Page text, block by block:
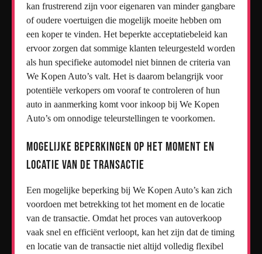
kan frustrerend zijn voor eigenaren van minder gangbare
of oudere voertuigen die mogelijk moeite hebben om
een koper te vinden. Het beperkte acceptatiebeleid kan
ervoor zorgen dat sommige klanten teleurgesteld worden
als hun specifieke automodel niet binnen de criteria van
We Kopen Auto’s valt. Het is daarom belangrijk voor
potentiële verkopers om vooraf te controleren of hun
auto in aanmerking komt voor inkoop bij We Kopen
Auto’s om onnodige teleurstellingen te voorkomen.
Mogelijke beperkingen op het moment en
locatie van de transactie
Een mogelijke beperking bij We Kopen Auto’s kan zich
voordoen met betrekking tot het moment en de locatie
van de transactie. Omdat het proces van autoverkoop
vaak snel en efficiënt verloopt, kan het zijn dat de timing
en locatie van de transactie niet altijd volledig flexibel